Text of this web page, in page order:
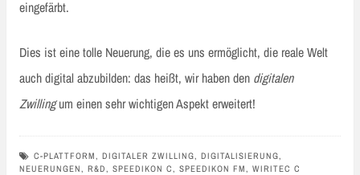
eingefärbt.
Dies ist eine tolle Neuerung, die es uns ermöglicht, die reale Welt
auch digital abzubilden: das heißt, wir haben den digitalen
Zwillingum einen sehr wichtigen Aspekt erweitert!
C-PLATTFORM, DIGITALER ZWILLING, DIGITALISIERUNG,
NEUERUNGEN, R&D, SPEEDIKON C, SPEEDIKON FM, WIRITEC C